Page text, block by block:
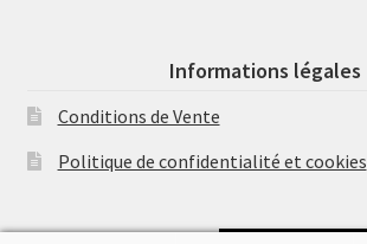
Informations légales
Conditions de Vente
Politique de confidentialité et cookies